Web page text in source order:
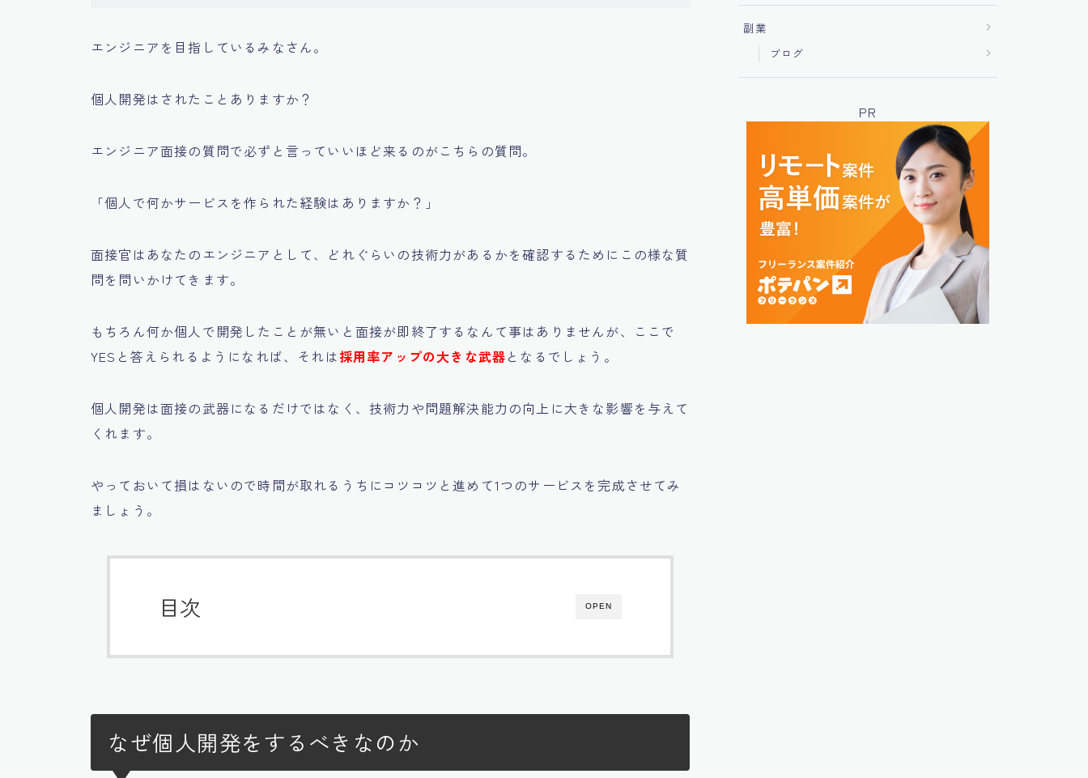
エンジニアを目指しているみなさん。
個人開発はされたことありますか？
エンジニア面接の質問で必ずと言っていいほど来るのがこちらの質問。
「個人で何かサービスを作られた経験はありますか？」
面接官はあなたのエンジニアとして、どれぐらいの技術力があるかを確認するためにこの様な質
問を問いかけてきます。
もちろん何か個人で開発したことが無いと面接が即終了するなんて事はありませんが、ここで
YESと答えられるようになれば、それは採用率アップの大きな武器となるでしょう。
個人開発は面接の武器になるだけではなく、技術力や問題解決能力の向上に大きな影響を与えて
くれます。
やっておいて損はないので時間が取れるうちにコツコツと進めて1つのサービスを完成させてみ
ましょう。
OPEN
目次
なぜ個人開発をするべきなのか
副業
ブログ
PR